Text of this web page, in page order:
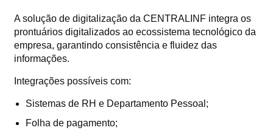
A solução de digitalização da CENTRALINF integra os
prontuários digitalizados ao ecossistema tecnológico da
empresa, garantindo consistência e fluidez das
informações.
Integrações possíveis com:
Sistemas de RH e Departamento Pessoal;
Folha de pagamento;